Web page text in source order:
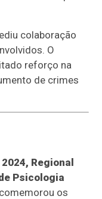
colaboração
O
reforço na
de crimes
Regional
Psicologia
os